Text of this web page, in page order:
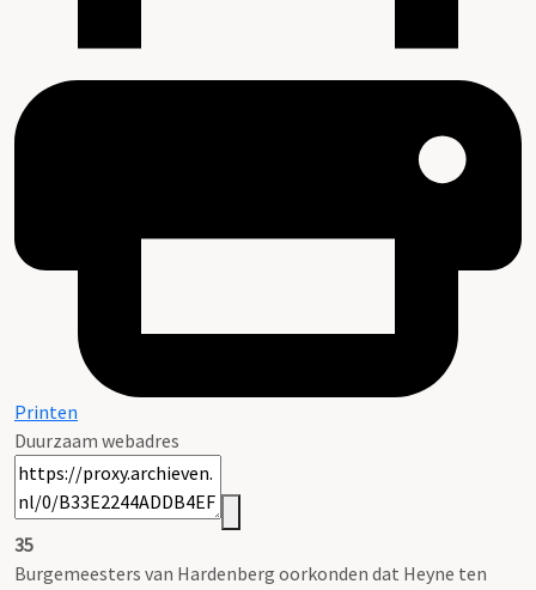
Printen
Duurzaam webadres
35
Burgemeesters van Hardenberg oorkonden dat Heyne ten